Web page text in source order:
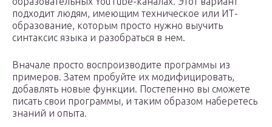
подходит людям, имеющим техническое или ИТ-
образование, которым просто нужно выучить
синтаксис языка и разобраться в нем.
Вначале просто воспроизводите программы из
примеров. Затем пробуйте их модифицировать,
добавлять новые функции. Постепенно вы сможете
писать свои программы, и таким образом наберетесь
знаний и опыта.